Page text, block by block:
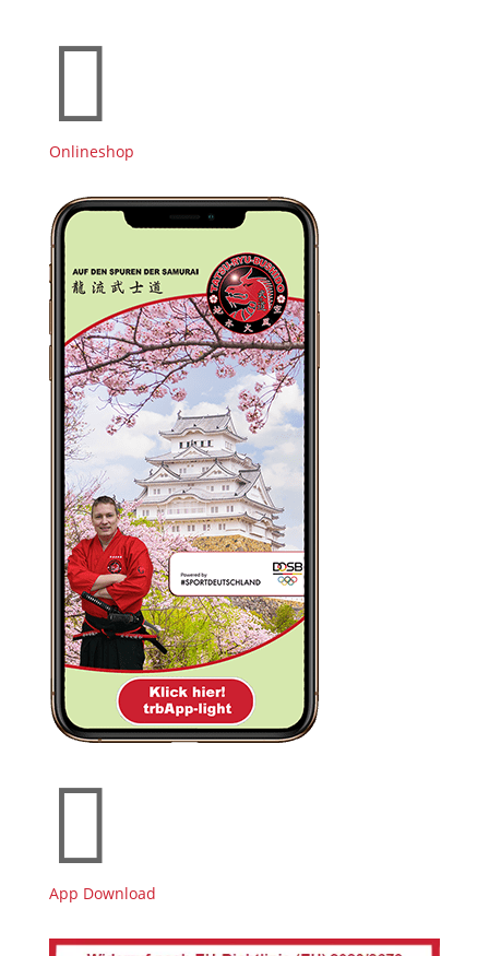

Onlineshop

App Download